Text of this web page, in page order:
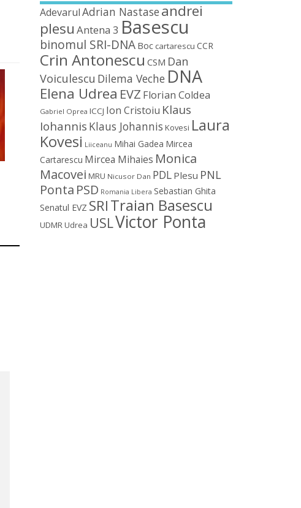
Adevarul Adrian Nastaseandrei
plesu Antena 3 Basescu
binomul SRI-DNA Boc cartarescu CCR
Crin Antonescu CSM Dan
Voiculescu Dilema Veche DNA
Elena Udrea EVZ Florian Coldea
Gabriel Oprea ICCJ Ion Cristoiu Klaus
Iohannis Klaus Johannis Kovesi Laura
Kovesi Liiceanu Mihai Gadea Mircea
Cartarescu Mircea Mihaies Monica
Macovei MRU Nicusor Dan PDL Plesu PNL
Ponta PSD Romania Libera Sebastian Ghita
Senatul EVZ SRITraian Basescu
UDMRUdrea USLVictor Ponta